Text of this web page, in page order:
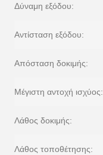
Δύναμη εξόδου:
Αντίσταση εξόδου:
Απόσταση δοκιμής:
Μέγιστη αντοχή ισχύος:
Λάθος δοκιμής:
Λάθος τοποθέτησης: